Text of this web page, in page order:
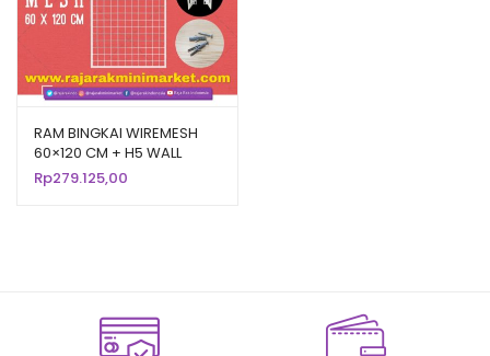
RAM BINGKAI WIREMESH
60×120 CM + H5 WALL
PUTIH | Rak Dinding
Gantung Mundo Toko
Rp279.125,00